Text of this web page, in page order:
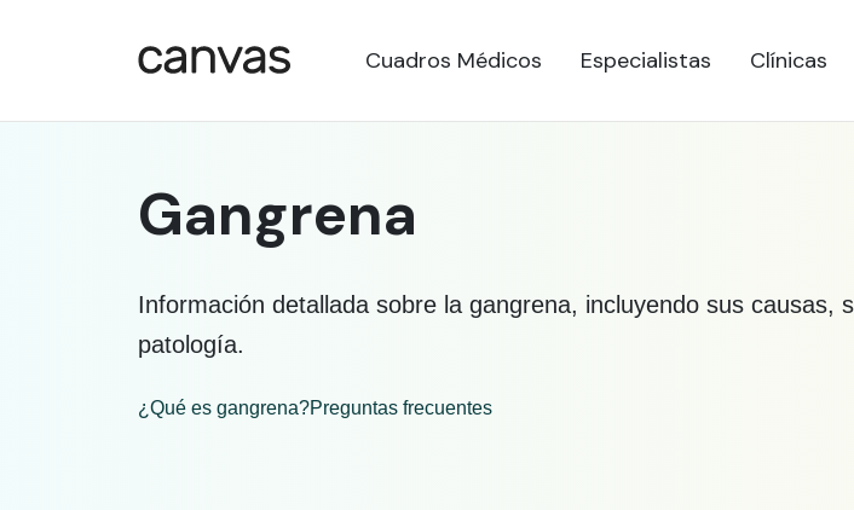
Cuadros Médicos Especialistas Clínicas
Gangrena
Información detallada sobre la gangrena, incluyendo sus
patología.
¿Qué es gangrena?Preguntas frecuentes